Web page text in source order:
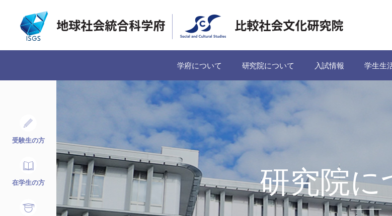
受験生の方
在学生の方
学府について 研究院について 入試情報 学生生
研究院に